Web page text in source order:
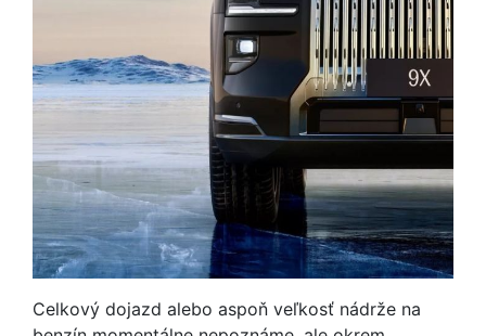
Celkový dojazd alebo aspoň veľkosť nádrže na